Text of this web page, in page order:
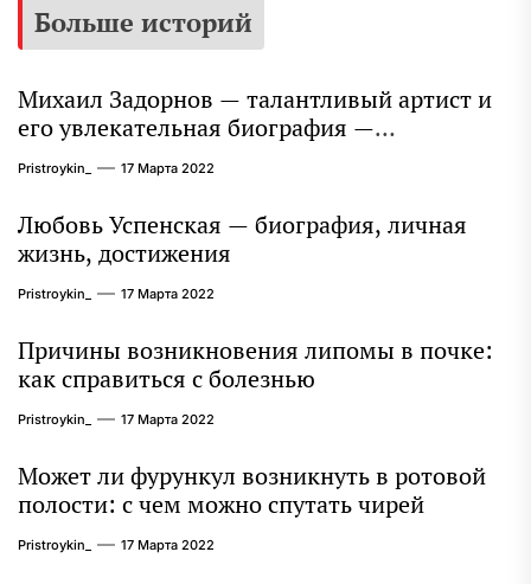
Больше историй
Михаил Задорнов — талантливый артист и
его увлекательная биография —
выдающиеся достижения, известность и
интересные факты из личной жизни!
Pristroykin_ 17 Марта 2022
Любовь Успенская — биография, личная
жизнь, достижения
Pristroykin_ 17 Марта 2022
Причины возникновения липомы в почке:
как справиться с болезнью
Pristroykin_ 17 Марта 2022
Может ли фурункул возникнуть в ротовой
полости: с чем можно спутать чирей
Pristroykin_ 17 Марта 2022